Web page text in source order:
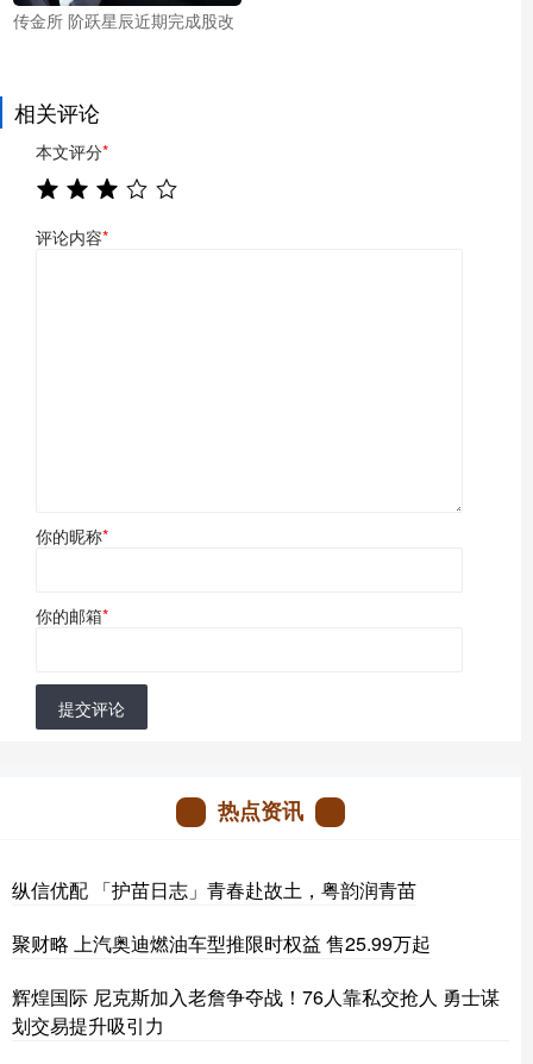
传金所 阶跃星辰近期完成股改
相关评论
本文评分*
评论内容*
你的昵称*
你的邮箱*
提交评论
热点资讯
纵信优配 「护苗日志」青春赴故土，粤韵润青苗
聚财略 上汽奥迪燃油车型推限时权益 售25.99万起
辉煌国际 尼克斯加入老詹争夺战！76人靠私交抢人 勇士谋
划交易提升吸引力